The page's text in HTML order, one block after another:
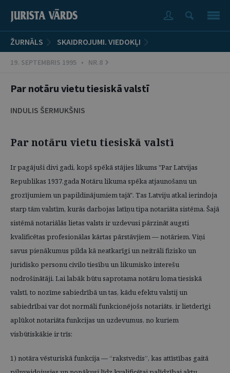
ŽURNĀLS SKAIDROJUMI. VIEDOKĻI
19. SEPTEMBRIS 1995 • NR.8
Par notāru vietu tiesiskā valstī
INDULIS ŠERMUKŠNIS
Par notāru vietu tiesiskā valstī
Ir pagājuši divi gadi, kopš spēkā stājies likums "Par Latvijas
Republikas 1937.gada Notāru likuma spēka atjaunošanu un
grozījumiem un papildinājumiem tajā". Tas Latviju atkal ierindoja
starp tām valstīm, kurās darbojas latīņu tipa notariāta sistēma. Šajā
sistēmā notariālās lietas valsts ir uzdevusi pārzināt augsti
kvalificētas profesionālas kārtas pārstāvjiem — notāriem. Viņi
savus pienākumus pilda kā neatkarīgi un neitrāli fizisko un
juridisko personu civilo tiesību un likumisko interešu
nodrošinātāji. Lai labāk būtu saprotama notāru loma tiesiskā
valstī, to nozīme sabiedrībā un tas, kādu efektu valstij un
sabiedrībai var dot normāli funkcionējošs notariāts, ir lietderīgi
aplūkot notariāta funkcijas un uzdevumus, no kuriem
visbūtiskākie ir trīs:
1) notāra vēsturiskā funkcija — “rakstvedis”, kas attīstības gaitā